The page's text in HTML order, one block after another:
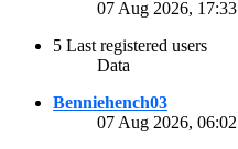
07 Aug 2026, 17:33
5 Last registered users
Data
Benniehench03
07 Aug 2026, 06:02